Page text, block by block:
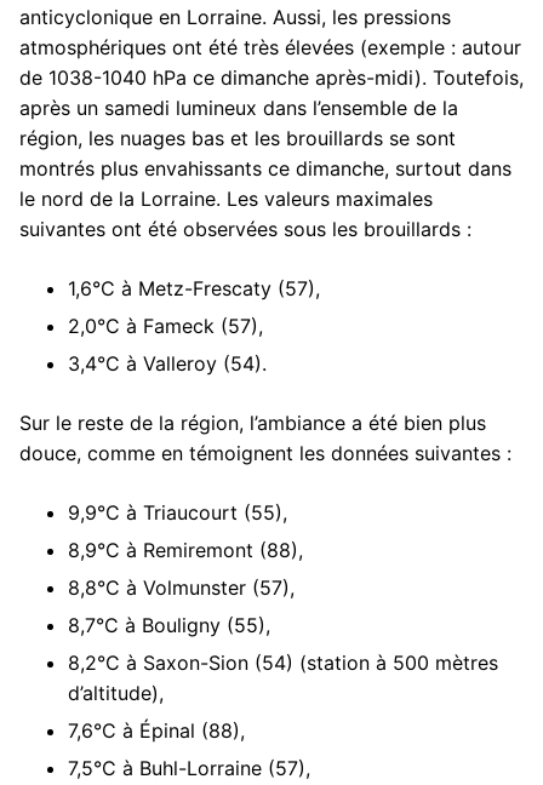
anticyclonique en Lorraine. Aussi, les pressions
atmosphériques ont été très élevées (exemple : autour
de 1038-1040 hPa ce dimanche après-midi). Toutefois,
après un samedi lumineux dans l’ensemble de la
région, les nuages bas et les brouillards se sont
montrés plus envahissants ce dimanche, surtout dans
le nord de la Lorraine. Les valeurs maximales
suivantes ont été observées sous les brouillards :
1,6°C à Metz-Frescaty (57),
2,0°C à Fameck (57),
3,4°C à Valleroy (54).
Sur le reste de la région, l’ambiance a été bien plus
douce, comme en témoignent les données suivantes :
9,9°C à Triaucourt (55),
8,9°C à Remiremont (88),
8,8°C à Volmunster (57),
8,7°C à Bouligny (55),
8,2°C à Saxon-Sion (54) (station à 500 mètres
d’altitude),
7,6°C à Épinal (88),
7,5°C à Buhl-Lorraine (57),